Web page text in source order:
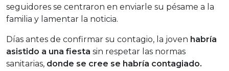
seguidores se centraron en enviarle su pésame a la
familia y lamentar la noticia.
Días antes de confirmar su contagio, la joven habría
asistido a una fiesta sin respetar las normas
sanitarias, donde se cree se habría contagiado.